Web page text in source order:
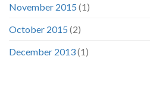
November 2015 (1)
October 2015 (2)
December 2013(1)